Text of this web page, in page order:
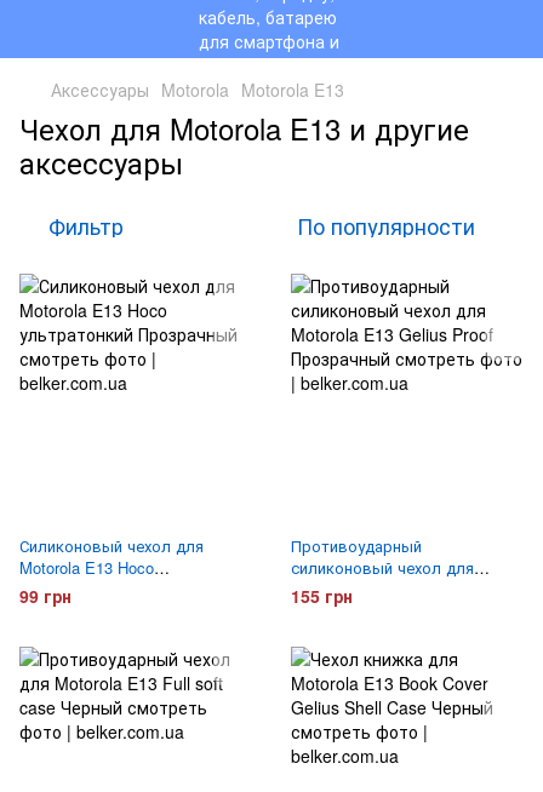
Аксессуары Motorola Motorola E13
Чехол для Motorola E13 и другие
аксессуары
Фильтр По популярности
Силиконовый чехол для
Motorola E13 Hoco
ультратонкий
99 грн
Противоударный
силиконовый чехол для
Motorola E13 Gelius Proof
155 грн